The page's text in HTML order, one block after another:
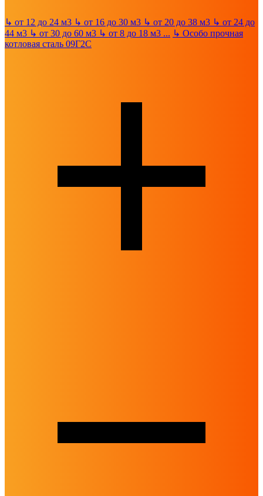
↳ от 12 до 24 м3 ↳ от 16 до 30 м3 ↳ от 20 до 38 м3 ↳ от 24 до
44 м3 ↳ от 30 до 60 м3 ↳ от 8 до 18 м3 ... ↳ Особо прочная
котловая сталь 09Г2С